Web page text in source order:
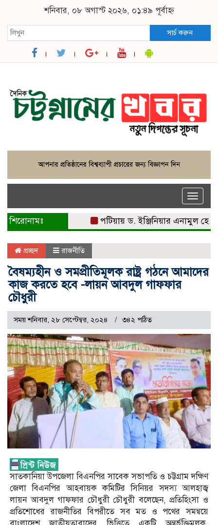
শনিবার, ০৮ অগাস্ট ২০২৬, ০১:৪৯ পূর্বাহ্ন
সার্চ করুন
Toggle
শিরোনামঃ পটিয়ায় ড. ইঞ্জিনিয়ার এনামুল হোসেনকে
প্রচ্ছদ রাজনীতি
বৈষম্যহীন ও সমপ্রীতিমূলক রাষ্ট্র গঠনে আমাদের
কাজ করতে হবে -লায়ন আবদুল গাফফার
চৌধুরী
সময় শনিবার, ২৮ সেপ্টেম্বর, ২০২৪ ৩৪২ পঠিত
সাতকানিয়া উপজেলা বিএনপির সাবেক সভাপতি ও চট্টগ্রাম দক্ষিণ
জেলা বিএনপির আহবায়ক কমিটির সিনিয়র সদস্য আলহাজ্ব
লায়ন আবদুল গাফফার চৌধুরী চৌধুরী বলেছেন, প্রতিহিংসা ও
প্রতিশোধের রাজনীতির বিপরীতে সব মত ও পথের সমন্বয়ে